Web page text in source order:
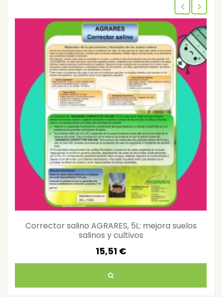
Corrector salino AGRARES, 5L: mejora suelos
salinos y cultivos
15,51 €